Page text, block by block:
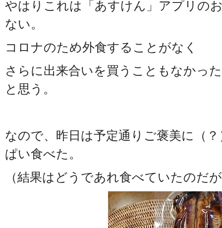
やはりこれは「あすけん」アプリの
ない。
コロナのため外食することがなく
さらに出来合いを買うこともなかっ
と思う。
なので、昨日は予定通りご褒美に（
ぱい食べた。
（結果はどうであれ食べていたのだ